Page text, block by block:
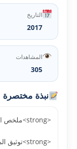
التاريخ
2017
المشاهدات
305
نبذة مختصرة
<strong>ملخص الدراسة:</strong>
<strong>توثيق المرجعي (APA)</strong>